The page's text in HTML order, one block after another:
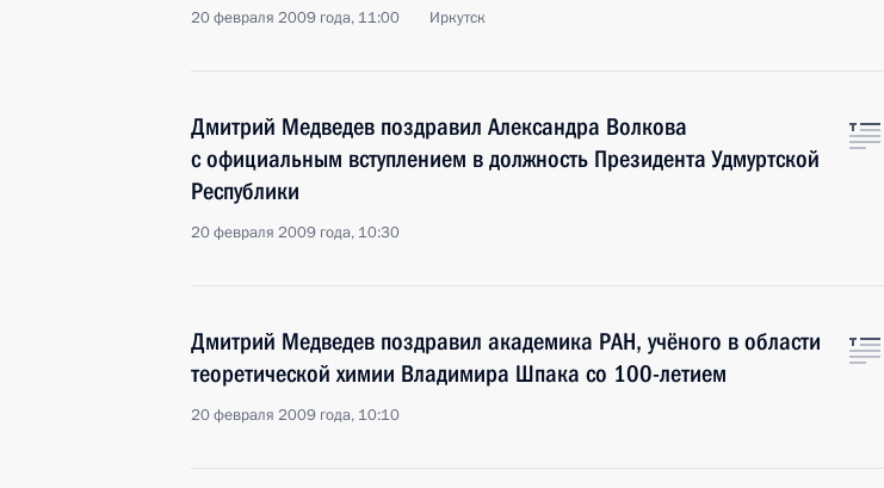
20 февраля 2009 года, 11:00 Иркутск
Дмитрий Медведев поздравил Александра Волкова
с официальным вступлением в должность Президента Удмуртской
Республики
20 февраля 2009 года, 10:30
Дмитрий Медведев поздравил академика РАН, учёного в области
теоретической химии Владимира Шпака со 100-летием
20 февраля 2009 года, 10:10